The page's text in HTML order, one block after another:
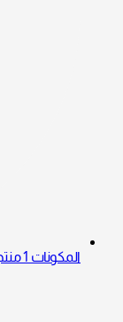
المكونات 1 منتجات